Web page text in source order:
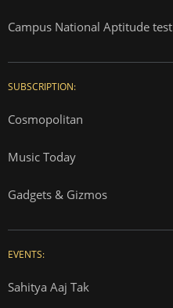
Campus National Aptitude test
SUBSCRIPTION:
Cosmopolitan
Music Today
Gadgets & Gizmos
EVENTS:
Sahitya Aaj Tak